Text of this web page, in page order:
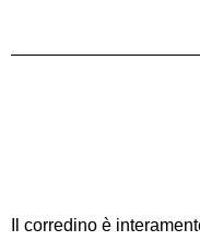
Il corredino è